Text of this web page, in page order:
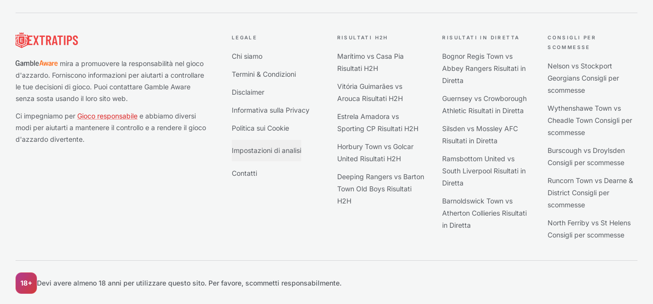
mira a promuovere la responsabilità nel gioco
d'azzardo. Forniscono informazioni per aiutarti a controllare
le tue decisioni di gioco. Puoi contattare Gamble Aware
senza sosta usando il loro sito web.
Ci impegniamo per Gioco responsabile e abbiamo diversi
modi per aiutarti a mantenere il controllo e a rendere il gioco
d'azzardo divertente.
LEGALE
Chi siamo
Termini & Condizioni
Disclaimer
Informativa sulla Privacy
Politica sui Cookie
Impostazioni di analisi
Contatti
RISULTATI H2H
Marítimo vs Casa Pia
Risultati H2H
Vitória Guimarães vs
Arouca Risultati H2H
Estrela Amadora vs
Sporting CP Risultati H2H
Horbury Town vs Golcar
United Risultati H2H
Deeping Rangers vs Barton
Town Old Boys Risultati
H2H
RISULTATI IN DIRETTA
Bognor Regis Town vs
Abbey Rangers Risultati in
Diretta
Guernsey vs Crowborough
Athletic Risultati in Diretta
Silsden vs Mossley AFC
Risultati in Diretta
Ramsbottom United vs
South Liverpool Risultati in
Diretta
Barnoldswick Town vs
Atherton Collieries Risultati
in Diretta
CONSIGLI PER
SCOMMESSE
Nelson vs Stockport
Georgians Consigli per
scommesse
Wythenshawe Town vs
Cheadle Town Consigli per
scommesse
Burscough vs Droylsden
Consigli per scommesse
Runcorn Town vs Dearne &
District Consigli per
scommesse
North Ferriby vs St Helens
Consigli per scommesse
18+ Devi avere almeno 18 anni per utilizzare questo sito. Per favore, scommetti responsabilmente.